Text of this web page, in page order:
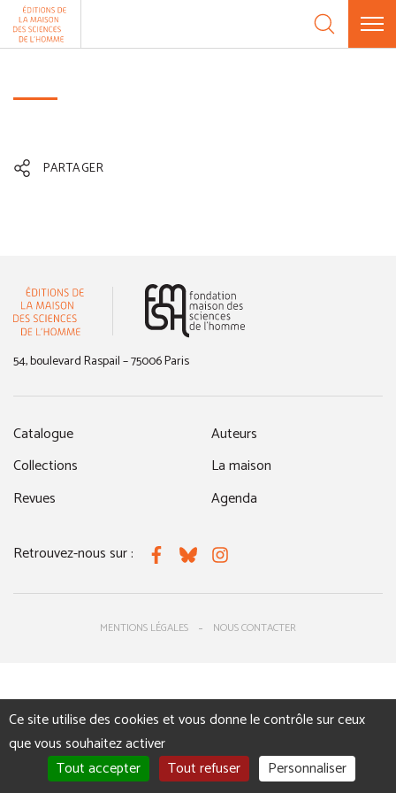
Aller au contenu
PARTAGER
54, boulevard Raspail – 75006 Paris
Catalogue
Collections
Revues
Auteurs
La maison
Agenda
Retrouvez-nous sur : FacebookBlueskyInstagram
MENTIONS LÉGALES NOUS CONTACTER
Panneau de gestion des cookies
Ce site utilise des cookies et vous donne le contrôle sur ceux
que vous souhaitez activer
Tout accepter
Tout refuser Personnaliser